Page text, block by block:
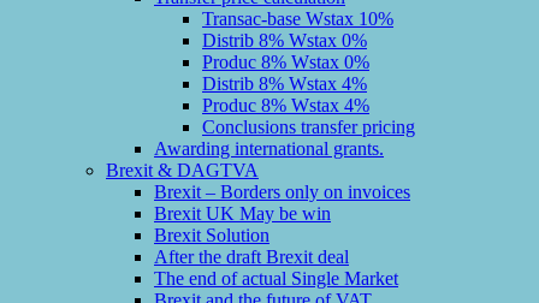
Transac-base Wstax 10%
Distrib 8% Wstax 0%
Produc 8% Wstax 0%
Distrib 8% Wstax 4%
Produc 8% Wstax 4%
Conclusions transfer pricing
Awarding international grants.
Brexit & DAGTVA
Brexit – Borders only on invoices
Brexit UK May be win
Brexit Solution
After the draft Brexit deal
The end of actual Single Market